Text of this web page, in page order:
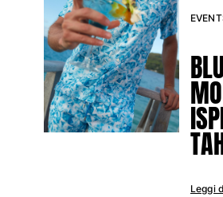
Vedi tutti i Occhiali da sole
Sciarpe da spiaggia
Vedi tutti i Sciarpe da spiaggia
Accessori Bambini
Cappello per bambini
Asciugamani e Poncho da
Leggi